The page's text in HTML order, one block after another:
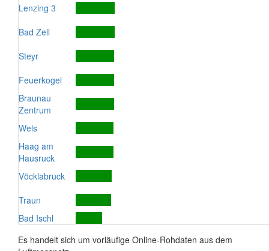
Lenzing 3
Bad Zell
Steyr
Feuerkogel
Braunau
Zentrum
Wels
Haag am
Hausruck
Vöcklabruck
Traun
Bad Ischl
Es handelt sich um vorläufige Online-Rohdaten aus dem